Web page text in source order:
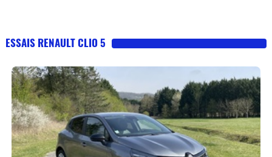
ESSAIS RENAULT CLIO 5